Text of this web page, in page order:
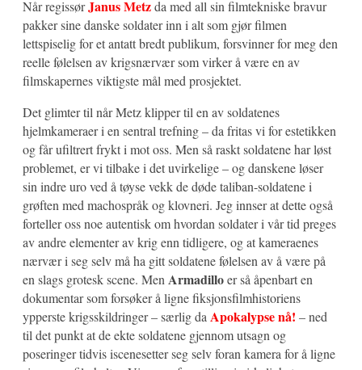
Når regissørJanus Metzda med all sin filmtekniske bravur
pakker sine danske soldater inn i alt som gjør filmen
lettspiselig for et antatt bredt publikum, forsvinner for meg den
reelle følelsen av krigsnærvær som virker å være en av
filmskapernes viktigste mål med prosjektet.
Det glimter til når Metz klipper til en av soldatenes
hjelmkameraer i en sentral trefning – da fritas vi for estetikken
og får ufiltrert frykt i mot oss. Men så raskt soldatene har løst
problemet, er vi tilbake i det uvirkelige – og danskene løser
sin indre uro ved å tøyse vekk de døde taliban-soldatene i
grøften med machospråk og klovneri. Jeg innser at dette også
forteller oss noe autentisk om hvordan soldater i vår tid preges
av andre elementer av krig enn tidligere, og at kameraenes
nærvær i seg selv må ha gitt soldatene følelsen av å være på
en slags grotesk scene. Men Armadilloer så åpenbart en
dokumentar som forsøker å ligne fiksjonsfilmhistoriens
ypperste krigsskildringer – særlig da Apokalypse nå! – ned
til det punkt at de ekte soldatene gjennom utsagn og
poseringer tidvis iscenesetter seg selv foran kamera for å ligne